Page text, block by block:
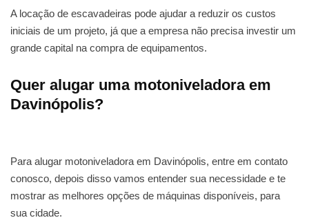
A locação de escavadeiras pode ajudar a reduzir os custos
iniciais de um projeto, já que a empresa não precisa investir um
grande capital na compra de equipamentos.
Quer alugar uma motoniveladora em
Davinópolis?
Para alugar motoniveladora em Davinópolis, entre em contato
conosco, depois disso vamos entender sua necessidade e te
mostrar as melhores opções de máquinas disponíveis, para
sua cidade.